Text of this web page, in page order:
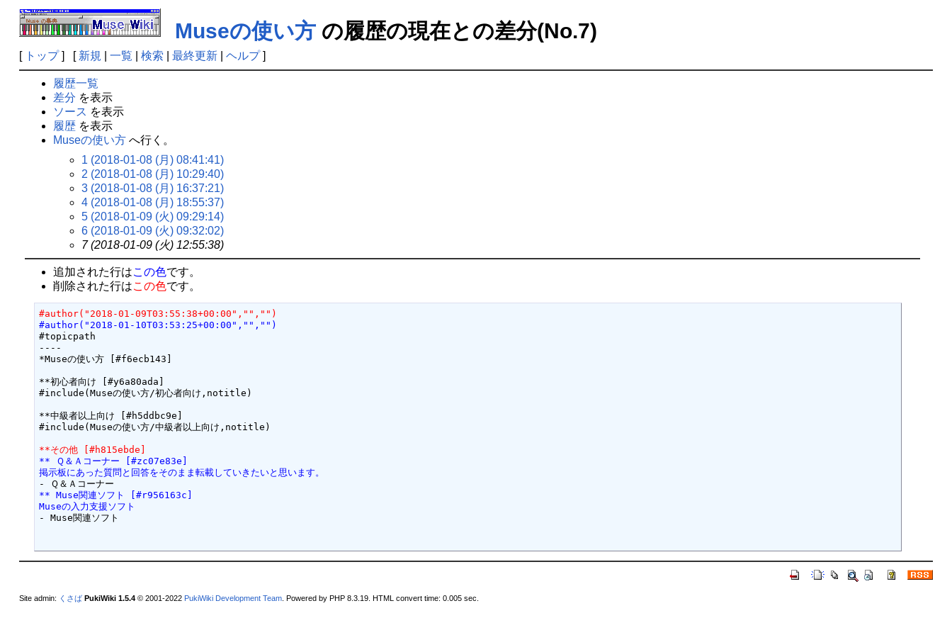
Museの使い方の履歴の現在との差分(No.7)
[ トップ] [ 新規 一覧 検索 最終更新| ヘルプ]
履歴一覧
差分 を表示
ソース を表示
履歴を表示
Museの使い方へ行く。
1 (2018-01-08 (月) 08:41:41)
2 (2018-01-08 (月) 10:29:40)
3 (2018-01-08 (月) 16:37:21)
4 (2018-01-08 (月) 18:55:37)
5 (2018-01-09 (火) 09:29:14)
6 (2018-01-09 (火) 09:32:02)
7 (2018-01-09 (火) 12:55:38)
追加された行はこの色です。
削除された行はこの色です。
#author("2018-01-09T03:55:38+00:00","","")
#author("2018-01-10T03:53:25+00:00","","")
#topicpath
----
*Museの使い方 [#f6ecb143]
**初心者向け [#y6a80ada]
#include(Museの使い方/初心者向け,notitle)
**中級者以上向け [#h5ddbc9e]
#include(Museの使い方/中級者以上向け,notitle)
**その他 [#h815ebde]
** Ｑ＆Ａコーナー [#zc07e83e]
掲示板にあった質問と回答をそのまま転載していきたいと思います。
** Muse関連ソフト [#r956163c]
Museの入力支援ソフト
- Muse関連ソフト
Site admin: くさば PukiWiki 1.5.4© 2001-2022 PukiWiki Development Team. Powered by PHP 8.3.19. HTML convert time: 0.005 sec.